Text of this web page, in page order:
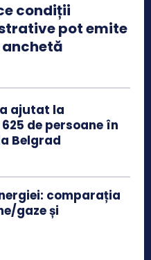
condiții
pot emite
anchetă
ajutat la
de persoane în
Belgrad
comparația
gaze și